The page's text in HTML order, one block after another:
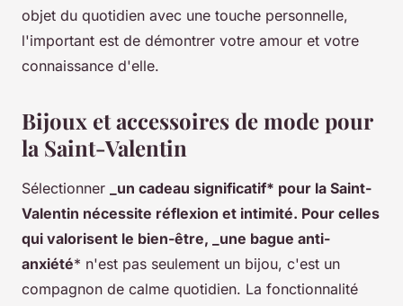
objet du quotidien avec une touche personnelle,
l'important est de démontrer votre amour et votre
connaissance d'elle.
Bijoux et accessoires de mode pour
la Saint-Valentin
Sélectionner
_un cadeau significatif* pour la Saint-
Valentin nécessite réflexion et intimité. Pour celles
qui valorisent le bien-être, _une bague anti-
anxiété* n'est pas seulement un bijou, c'est un
compagnon de calme quotidien. La fonctionnalité